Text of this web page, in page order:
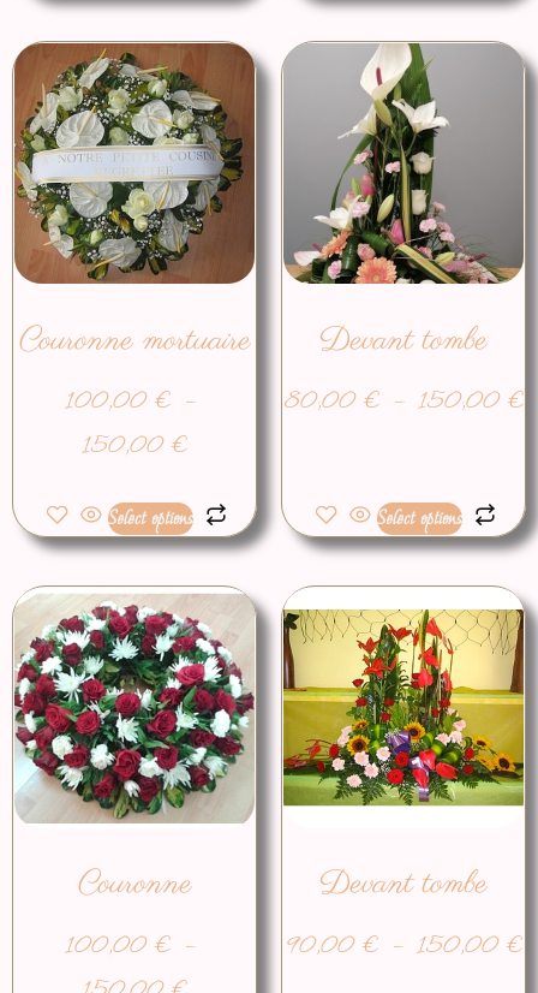
Couronne mortuaire
100,00€ –
150,00€
Select options
Devant tombe
80,00€ – 150,00€
Select options
Couronne
100,00€ –
Devant tombe
90,00€ – 150,00€